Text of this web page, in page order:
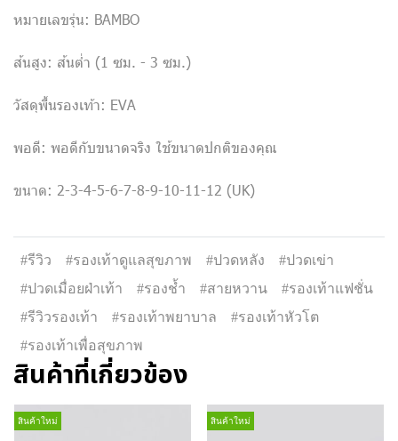
หมายเลขรุ่น: BAMBO
ส้นสูง: ส้นต่ำ (1 ซม. - 3 ซม.)
วัสดุพื้นรองเท้า: EVA
พอดี: พอดีกับขนาดจริง ใช้ขนาดปกติของคุณ
ขนาด: 2-3-4-5-6-7-8-9-10-11-12 (UK)
#รีวิว #รองเท้าดูแลสุขภาพ #ปวดหลัง
#ปวดเข่า
#ปวดเมื่อยฝ่าเท้า
#รองช้ำ #สายหวาน
#รองเท้าแฟชั่น
#รีวิวรองเท้า
#รองเท้าพยาบาล
#รองเท้าหัวโต
#รองเท้าเพื่อสุขภาพ
สินค้าที่เกี่ยวข้อง
สินค้าใหม่ สินค้าใหม่